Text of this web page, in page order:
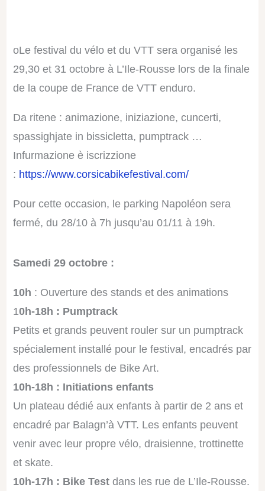
oLe festival du vélo et du VTT sera organisé les
29,30 et 31 octobre à L’Ile-Rousse lors de la finale
de la coupe de France de VTT enduro.
Da ritene : animazione, iniziazione, cuncerti,
spassighjate in bissicletta, pumptrack …
Infurmazione è iscrizzione
: https://www.corsicabikefestival.com/
Pour cette occasion, le parking Napoléon sera
fermé, du 28/10 à 7h jusqu’au 01/11 à 19h.
Samedi 29 octobre :
10h : Ouverture des stands et des animations
10h-18h : Pumptrack
Petits et grands peuvent rouler sur un pumptrack
spécialement installé pour le festival, encadrés par
des professionnels de Bike Art.
10h-18h : Initiations enfants
Un plateau dédié aux enfants à partir de 2 ans et
encadré par Balagn’à VTT. Les enfants peuvent
venir avec leur propre vélo, draisienne, trottinette
et skate.
10h-17h : Bike Testdans les rue de L’Ile-Rousse.